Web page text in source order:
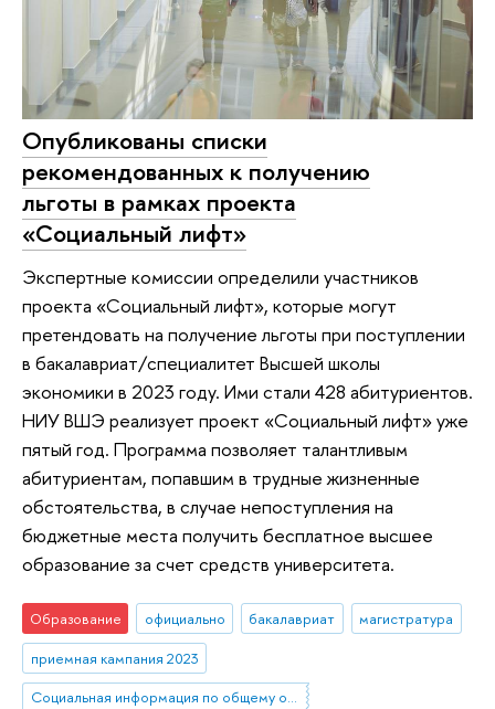
Опубликованы списки
рекомендованных к получению
льготы в рамках проекта
«Социальный лифт»
Экспертные комиссии определили участников
проекта «Социальный лифт», которые могут
претендовать на получение льготы при поступлении
в бакалавриат/специалитет Высшей школы
экономики в 2023 году. Ими стали 428 абитуриентов.
НИУ ВШЭ реализует проект «Социальный лифт» уже
пятый год. Программа позволяет талантливым
абитуриентам, попавшим в трудные жизненные
обстоятельства, в случае непоступления на
бюджетные места получить бесплатное высшее
образование за счет средств университета.
Образование официально бакалавриат
магистратура
приемная кампания 2023
Социальная информация по общему образованию